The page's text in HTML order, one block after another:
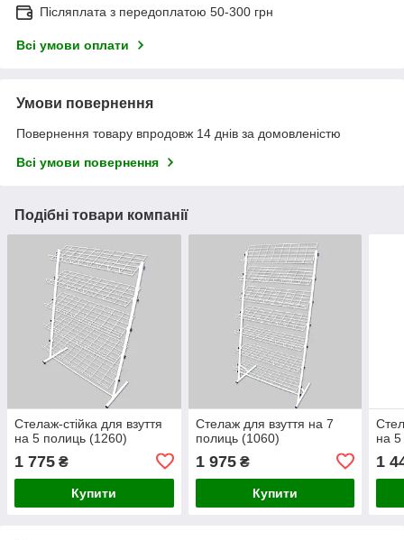
Післяплата з передоплатою 50-300 грн
Всі умови оплати
Умови повернення
Повернення товару впродовж 14 днів за домовленістю
Всі умови повернення
Подібні товари компанії
Стелаж-стійка для взуття
на 5 полиць (1260)
1 775 ₴
Купити
Стелаж для взуття на 7
полиць (1060)
1 975₴
Купити
на
1